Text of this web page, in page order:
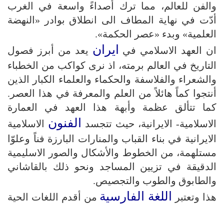
والفن للعالم، مما ترك أصداءً واسعة في الغرب
أدّت في نهاية المطاف الى انطلاق بوادر «النهضة
العلمية» وبدء «عصر الحكمة».
ان العهد الاسلامي في
ايران يعد من أبرز فصول
التاريخ في العالم برمته، اذ نرى كواكب من الخطباء
والشعراء والفلاسفة والحكماء والعلماء الكبار الذين
أنتجوا كماً هائلاً من العلم والمعرفة في هذا العصر.
كما تتألق عظمة وأبهة هذا العهد في العمارة
الاسلامية- الايرانية، حيث تتجسد
الفنون الاسلامية
الايرانية في بناء القباب والمنارات البارزة فناً وعلوّا
مستلهمة، من الخطوط والأشكال والصور الاسليمية
الدقيقة في تزيين المساجد ونحو ذلك بالقاشاني
والطابوق والطوب والتجصيص.
هذا وتعتبر
اللغة الفارسية من أقدم اللغات الحية